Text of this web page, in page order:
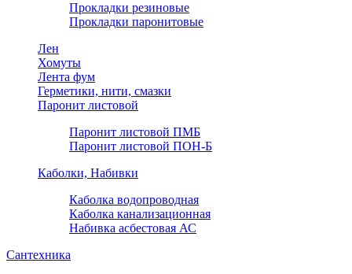
Прокладки резиновые
Прокладки паронитовые
Лен
Хомуты
Лента фум
Герметики, нити, смазки
Паронит листовой
Паронит листовой ПМБ
Паронит листовой ПОН-Б
Каболки, Набивки
Каболка водопроводная
Каболка канализационная
Набивка асбестовая АС
Сантехника